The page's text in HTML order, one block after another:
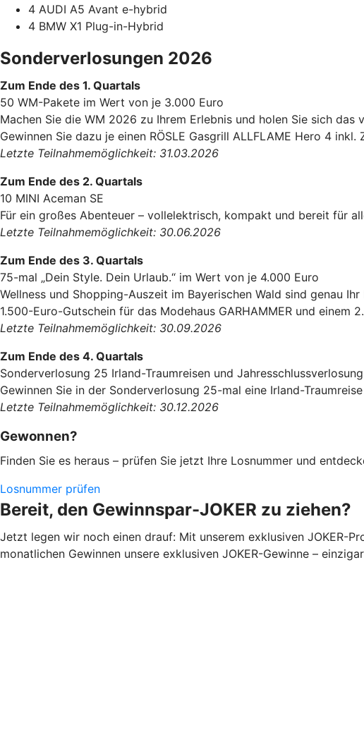
4 AUDI A5 Avant e-hybrid
4 BMW X1 Plug-in-Hybrid
Sonderverlosungen 2026
Zum Ende des 1. Quartals
50 WM-Pakete im Wert von je 3.000 Euro
Machen Sie die WM 2026 zu Ihrem Erlebnis und holen Sie sich das
Gewinnen Sie dazu je einen RÖSLE Gasgrill ALLFLAME Hero 4
Letzte Teilnahmemöglichkeit: 31.03.2026
Zum Ende des 2. Quartals
10 MINI Aceman SE
Für ein großes Abenteuer – vollelektrisch, kompakt und bereit für
Letzte Teilnahmemöglichkeit: 30.06.2026
Zum Ende des 3. Quartals
75-mal „Dein Style. Dein Urlaub.“ im Wert von je 4.000 Euro
Wellness und Shopping-Auszeit im Bayerischen Wald sind genau
1.500-Euro-Gutschein für das Modehaus GARHAMMER und
Letzte Teilnahmemöglichkeit: 30.09.2026
Zum Ende des 4. Quartals
Sonderverlosung 25 Irland-Traumreisen und
Gewinnen Sie in der Sonderverlosung 25-mal eine Irland-
Letzte Teilnahmemöglichkeit: 30.12.2026
Gewonnen?
Finden Sie es heraus – prüfen Sie jetzt Ihre Losnummer und
Losnummer prüfen
Bereit, den Gewinnspar-JOKER zu ziehen?
Jetzt legen wir noch einen drauf: Mit unserem exklusiven JOKER-
monatlichen Gewinnen unsere exklusiven JOKER-Gewinne –